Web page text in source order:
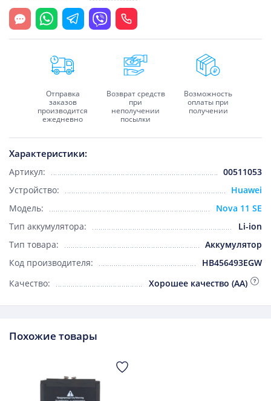
Характеристики:
Артикул:
00511053
Устройство:
Huawei
Модель:
Nova 11 SE
Тип аккумулятора:
Li-ion
Тип товара:
Аккумулятор
Код производителя:
HB456493EGW
Качество:
Хорошее качество (AA)
Открыть чат
WhatsappTelegramViber Позвонить
Похожие товары
Отправка
заказов
производится
ежедневно
Возврат средств
при
неполучении
посылки
Возможность
оплаты при
получении